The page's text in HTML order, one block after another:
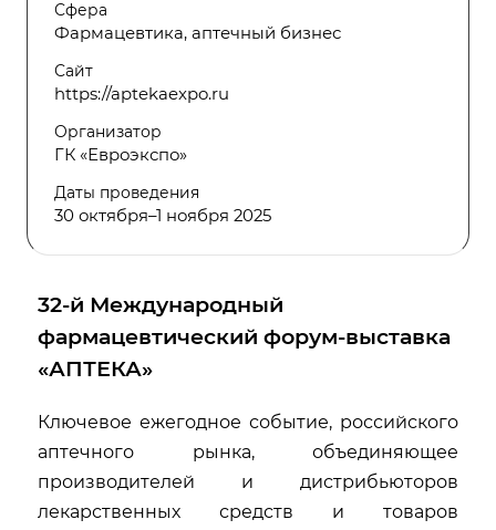
Сфера
Фармацевтика, аптечный бизнес
Сайт
https://aptekaexpo.ru
Организатор
ГК «Евроэкспо»
Даты проведения
30 октября–1 ноября 2025
32-й Международный
фармацевтический форум-выставка
«АПТЕКА»
Ключевое ежегодное событие, российского
аптечного рынка, объединяющее
производителей и дистрибьюторов
лекарственных средств и товаров